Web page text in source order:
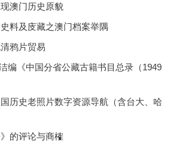
澳门历史原貌
料及庋藏之澳门档案举隅
鸦片贸易
编《中国分省公藏古籍书目总录（1949
历史老照片数字资源导航（含台大、哈
的评论与商榷